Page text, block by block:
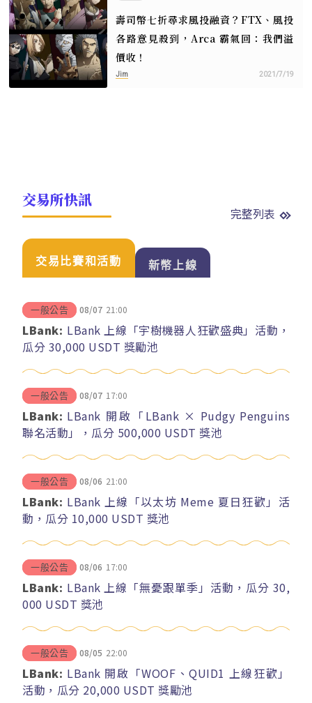
壽司幣七折尋求風投融資？FTX、風投
各路意見殺到，Arca 霸氣回：我們溢
價收！
Jim 2021/7/19
交易所快訊
完整列表
交易比賽和活動 新幣上線
一般公告 08/07 21:00
LBank: LBank 上線「宇樹機器人狂歡盛典」活動，
瓜分 30,000 USDT 獎勵池
一般公告 08/07 17:00
LBank: LBank 開啟「LBank × Pudgy Penguins
聯名活動」，瓜分 500,000 USDT 獎池
一般公告 08/06 21:00
LBank: LBank 上線「以太坊 Meme 夏日狂歡」活
動，瓜分 10,000 USDT 獎池
一般公告 08/06 17:00
LBank: LBank 上線「無憂跟單季」活動，瓜分 30,
000 USDT 獎池
一般公告 08/05 22:00
LBank: LBank 開啟「WOOF、QUID1 上線狂歡」
活動，瓜分 20,000 USDT 獎勵池